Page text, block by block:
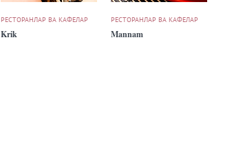
РЕСТОРАНЛАР ВА КАФЕЛАР
Krik
РЕСТОРАНЛАР ВА КАФЕЛАР
Mannam